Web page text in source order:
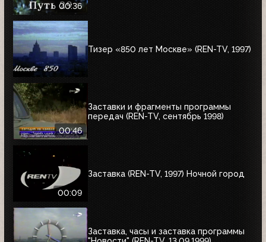
00:36
Тизер «850 лет Москве» (REN-TV, 1997)
00:46
Заставки и фрагменты программы
передач (REN-TV, сентябрь 1998)
00:09
Заставка (REN-TV, 1997) Ночной город
Заставка, часы и заставка программы